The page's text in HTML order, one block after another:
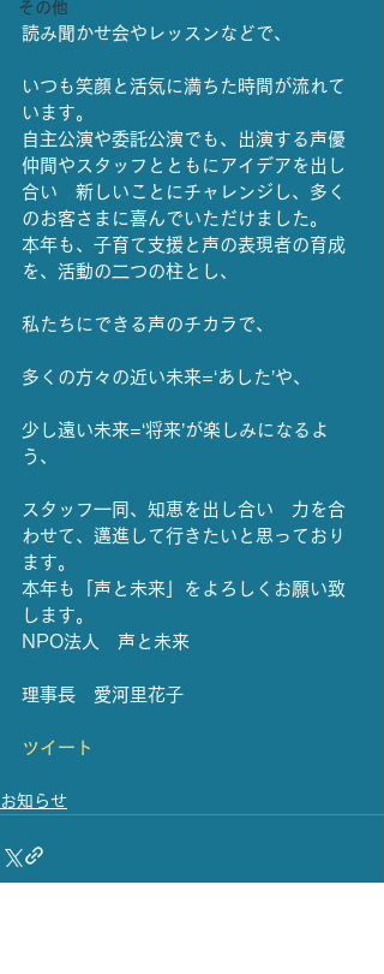
その他
読み聞かせ会やレッスンなどで、
いつも笑顔と活気に満ちた時間が流れて
います。
自主公演や委託公演でも、出演する声優
仲間やスタッフとともにアイデアを出し
合い　新しいことにチャレンジし、多く
のお客さまに喜んでいただけました。
本年も、子育て支援と声の表現者の育成
を、活動の二つの柱とし、
私たちにできる声のチカラで、
多くの方々の近い未来=‘あした’や、
少し遠い未来=‘将来’が楽しみになるよ
う、
スタッフ一同、知恵を出し合い　力を合
わせて、邁進して行きたいと思っており
ます。
本年も「声と未来」をよろしくお願い致
します。
NPO法人　声と未来
理事長　愛河里花子
ツイート
お知らせ